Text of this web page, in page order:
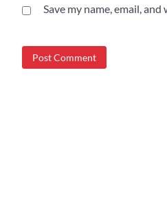
Save my name, email,